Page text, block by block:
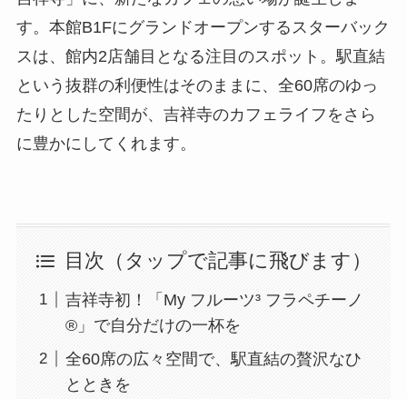
す。本館B1Fにグランドオープンするスターバック
スは、館内2店舗目となる注目のスポット。駅直結
という抜群の利便性はそのままに、全60席のゆっ
たりとした空間が、吉祥寺のカフェライフをさら
に豊かにしてくれます。
目次（タップで記事に飛びます）
吉祥寺初！「My フルーツ³ フラペチーノ
®」で自分だけの一杯を
全60席の広々空間で、駅直結の贅沢なひ
とときを